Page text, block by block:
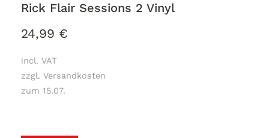
Rick Flair Sessions 2 Vinyl
24,99 €
incl. VAT
zzgl. Versandkosten
zum 15.07.